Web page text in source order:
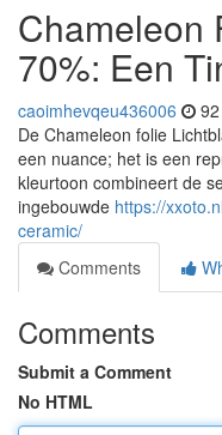
Chameleon
70%: Een
caoimhevqeu436006
De Chameleon folie
een nuance; het is een
kleurtoon combineert de
ingebouwde https://
ceramic/
Comments
Comments
Submit a Comment
No HTML